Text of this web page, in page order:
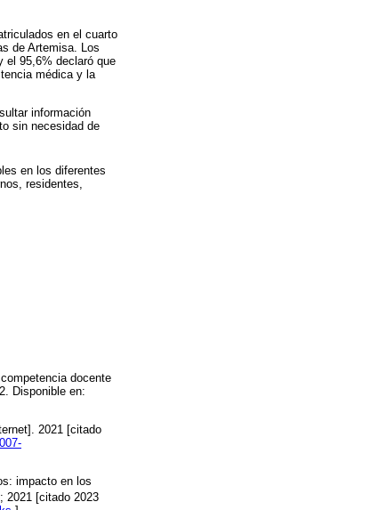
en el cuarto
de Artemisa. Los
el 95,6% declaró que
médica y la
información
sin necesidad de
en los diferentes
residentes,
docente
Disponible en:
2021 [citado
impacto en los
2021 [citado 2023